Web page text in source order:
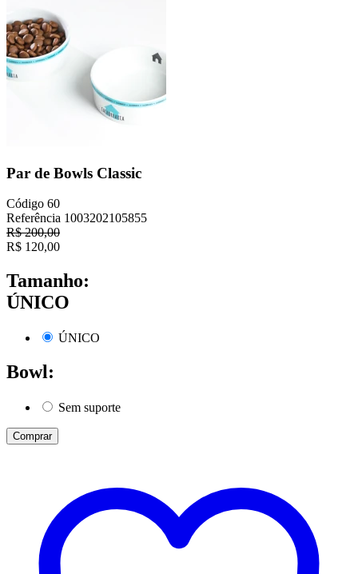
Par de Bowls Classic
Código 60
Referência 1003202105855
R$200,00
R$ 120,00
Tamanho:
ÚNICO
ÚNICO
Bowl:
Sem suporte
Comprar